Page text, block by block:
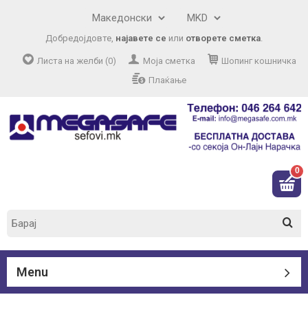
Добредојдовте, најавете се или отворете сметка.
Листа на желби (0) Моја сметка
Шопинг кошничка
Плаќање
0
Menu